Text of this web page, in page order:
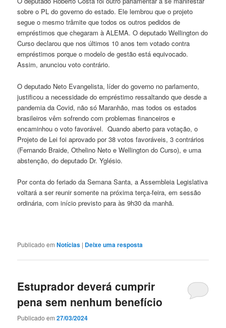
sobre o PL do governo do estado. Ele lembrou que o projeto
segue o mesmo trâmite que todos os outros pedidos de
empréstimos que chegaram à ALEMA. O deputado Wellington do
Curso declarou que nos últimos 10 anos tem votado contra
empréstimos porque o modelo de gestão está equivocado.
Assim, anunciou voto contrário.
O deputado Neto Evangelista, líder do governo no parlamento,
justificou a necessidade do empréstimo ressaltando que desde a
pandemia da Covid, não só Maranhão, mas todos os estados
brasileiros vêm sofrendo com problemas financeiros e
encaminhou o voto favorável. Quando aberto para votação, o
Projeto de Lei foi aprovado por 38 votos favoráveis, 3 contrários
(Fernando Braide, Othelino Neto e Wellington do Curso), e uma
abstenção, do deputado Dr. Yglésio.
Por conta do feriado da Semana Santa, a Assembleia Legislativa
voltará a ser reunir somente na próxima terça-feira, em sessão
ordinária, com início previsto para às 9h30 da manhã.
Publicado em Notícias | Deixe uma resposta
Estuprador deverá cumprir
pena sem nenhum benefício
Publicado em27/03/2024